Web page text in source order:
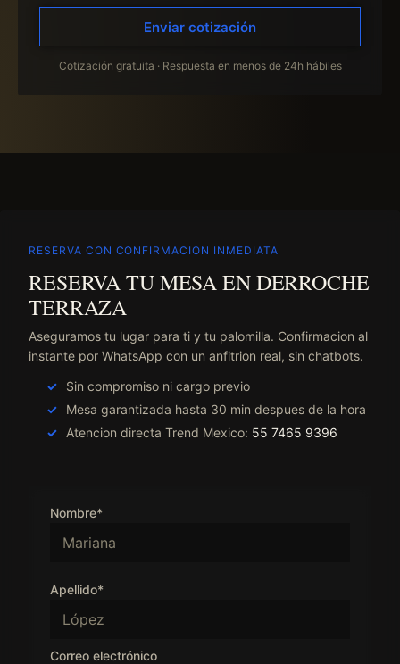
Enviar cotización
Cotización gratuita · Respuesta en menos de 24h hábiles
RESERVA CON CONFIRMACION INMEDIATA
RESERVA TU MESA EN DERROCHE
TERRAZA
Aseguramos tu lugar para ti y tu palomilla. Confirmacion al
instante por WhatsApp con un anfitrion real, sin chatbots.
Sin compromiso ni cargo previo
Mesa garantizada hasta 30 min despues de la hora
Atencion directa Trend Mexico: 55 7465 9396
Nombre*
Apellido*
Correo electrónico